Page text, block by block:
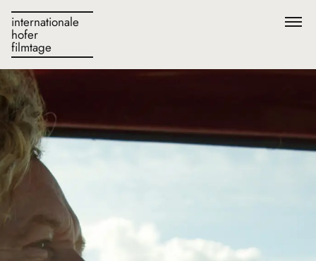
internationale
hofer
filmtage